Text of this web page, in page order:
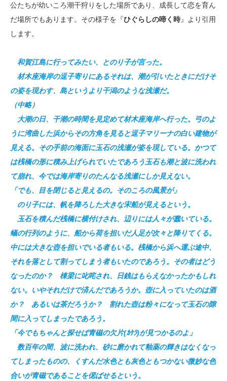
公たちが幼いころ潮干狩りをした場所であり、成長して恋を育ん
だ場所でもあります。その様子を『ひぐらしの啼く時』より引用
します。
和賀江島に行ってみたい、とのり子が言った。
材木座海岸の逗子寄りにあるそれは、潮が引いたときにだけそ
の姿を現わす、島というより干潟のような浅瀬だ。
（中略）
大潮の日、干潮の時間を見定めて材木座海岸へ行った。弓のよ
うに湾曲した浜からその方角を見ると逗子マリーナの白い建物が
見える。その手前の海面に玉石の浅瀬が姿を現している。かつて
は桟橋の形に積み上げられていたであろう玉石も潮と波に洗われ
て崩れ、今では海岸寄りのたんなる浅瀬にしか見えない。
「でも、目を閉じると見えるの。そのころの風景が」
のり子には、帆を降ろした大きな宋船が見えるという。
玉石を積んだ桟橋に横付けされ、辺りには人々が蠢いている。
蟻の行列のように、船から荷を担いだ人足が次々と降りてくる。
中には大きな壺を担いでいる者もいる。桟橋から浜へ運ぶ途中、
それを落として割ってしまう者もいたのであろう。その者はどう
なったのか？ 棟梁に叱咤され、日銭はもらえなかったかもしれ
ない。いやそれだけで済んだであろうか。壺に入っていたのは酒
か？ あるいは茶だろうか？ 割れた壺は粉々になって玉石の隙
間に入ってしまったであろう。
「今でもちゃんと探せば青磁の欠片(ｶｹﾗ)が見つかるのよ」
数百年の間、波に洗われ、砂に磨かれて釉薬の輝きはなくなっ
てしまったものの、くすんだ水色とも灰色ともつかない微妙な色
合いが青磁であることを偲ばせるという。